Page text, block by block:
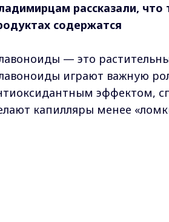
рассказали,
содержатся
— это
играют важную
эффектом,
капилляры менее